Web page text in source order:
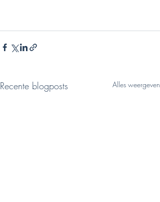
Recente blogposts Alles weergeven